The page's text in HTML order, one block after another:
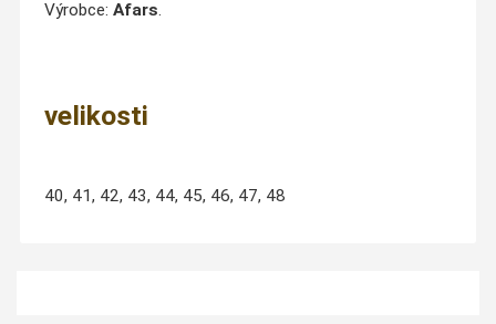
Výrobce: Afars
velikosti
40, 41, 42, 43, 44, 45, 46, 47, 48